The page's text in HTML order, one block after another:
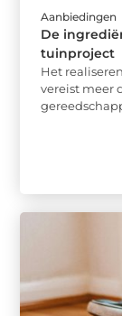
Aanbiedingen
De
tuinproject
Het
vereist meer